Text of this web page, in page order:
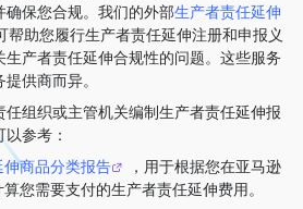
确保您合规。我们的外部生产者责任延伸
帮助您履行生产者责任延伸注册和申报义
生产者责任延伸合规性的问题。这些服务
供商而异。
任组织或主管机关编制生产者责任延伸报
参考：
商品分类报告
，用于根据您在亚马逊
您需要支付的生产者责任延伸费用。